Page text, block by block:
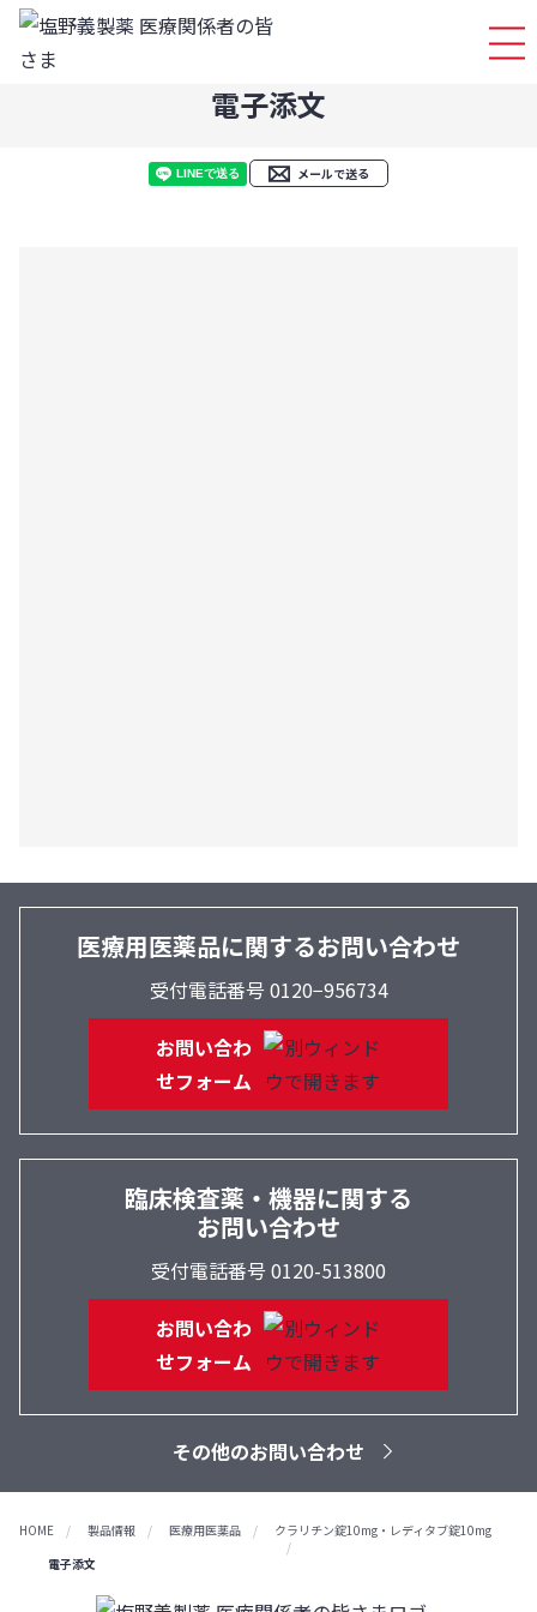
ログ
電子添文
メールで送る
医療用医薬品に関するお問い合わせ
受付電話番号 0120−956734
お問い合わ
せフォーム
臨床検査薬・機器に関する
お問い合わせ
受付電話番号 0120-513800
お問い合わ
せフォーム
その他のお問い合わせ
HOME 製品情報 医療用医薬品
クラリチン錠10mg・レディタブ錠10mg
電子添文